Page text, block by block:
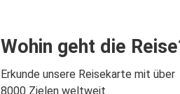
Wohin geht die
Erkunde unsere Reisekarte mit über
8000 Zielen weltweit.